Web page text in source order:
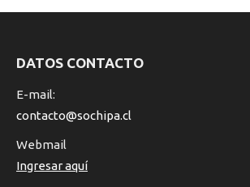
DATOS CONTACTO
E-mail:
contacto@sochipa.cl
Webmail
Ingresar aquí